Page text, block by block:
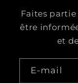
Faites
être
et
E-mail